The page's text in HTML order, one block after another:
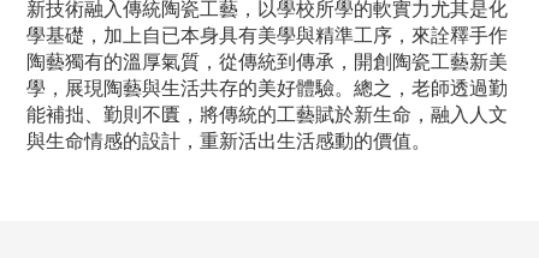
新技術融入傳統陶瓷工藝，以學校所學的軟實力尤其是化
學基礎，加上自已本身具有美學與精準工序，來詮釋手作
陶藝獨有的溫厚氣質，從傳統到傳承，開創陶瓷工藝新美
學，展現陶藝與生活共存的美好體驗。總之，老師透過勤
能補拙、勤則不匱，將傳統的工藝賦於新生命，融入人文
與生命情感的設計，重新活出生活感動的價值。